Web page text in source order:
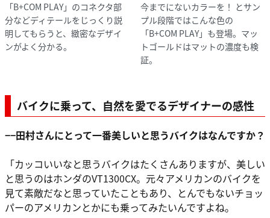
「B+COM PLAY」のコネクタ部
分などディテールをじっくり説
明してもらうと、緻密なデザイ
ンがよく分かる。
今までにないカラーを！ とサン
プル段階ではこんな色の
「B+COM PLAY」も登場。マッ
トゴールドはマットの濃度も検
証。
バイクに乗って、自然を愛でるデザイナーの感性
−−田村さんにとって一番美しいと思うバイクはなんですか？
「カッコいいなと思うバイクはたくさんありますが、美しい
と思うのはホンダのVT1300CX。元々アメリカンのバイクを
見て素敵だなと思っていたこともあり、とんでもないチョッ
パーのアメリカンとかにも乗ってみたいんですよね。